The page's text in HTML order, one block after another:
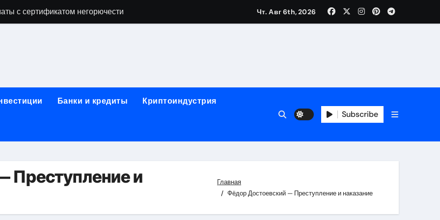
с сертификатом негорючести
и направляющих для конвейерных лент
лотков для хранения электронных компонентов
этапы строительства, проверка застройщика и сценарии оформления сделки
информация о сельскохозяйственных предприятиях
станций серий T330 и T990
Чт. Авг 6th, 2026
Банки и кредиты Криптоиндустрия
Subscribe
Преступление и
Главная
Фёдор Достоевский — Преступление и наказание